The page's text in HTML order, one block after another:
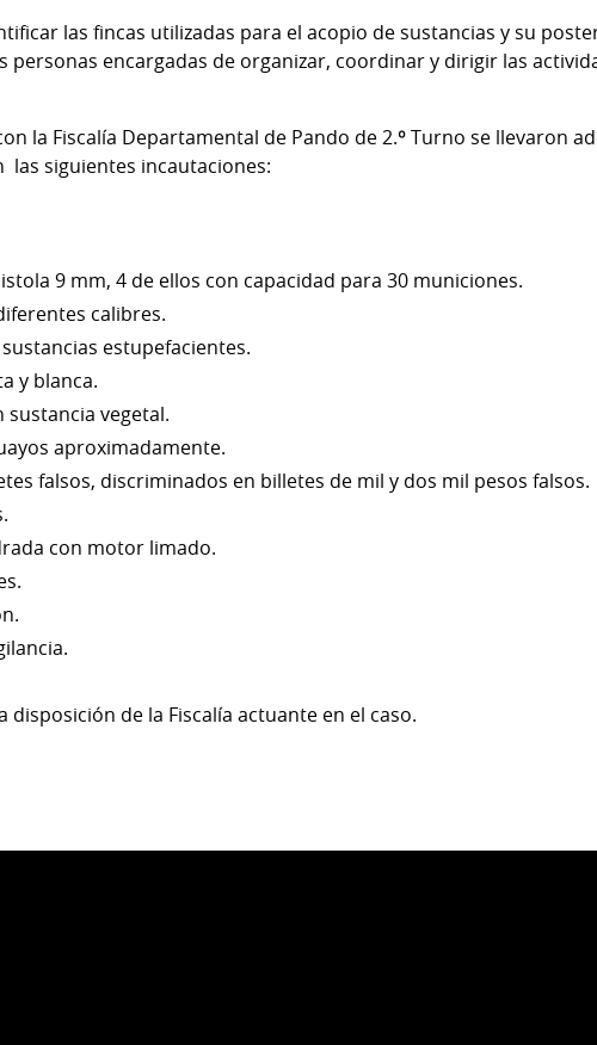
las fincas utilizadas para el acopio de sustancias y su
personas encargadas de organizar, coordinar y dirigir las
la Fiscalía Departamental de Pando de 2.º Turno se llevaron
las siguientes incautaciones:
9 mm, 4 de ellos con capacidad para 30 municiones.
calibres.
estupefacientes.
y blanca.
vegetal.
aproximadamente.
falsos, discriminados en billetes de mil y dos mil pesos falsos.
con motor limado.
de la Fiscalía actuante en el caso.